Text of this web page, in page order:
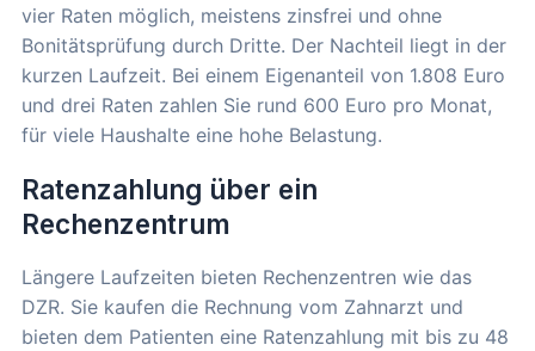
vier Raten möglich, meistens zinsfrei und ohne
Bonitätsprüfung durch Dritte. Der Nachteil liegt in der
kurzen Laufzeit. Bei einem Eigenanteil von 1.808 Euro
und drei Raten zahlen Sie rund 600 Euro pro Monat,
für viele Haushalte eine hohe Belastung.
Ratenzahlung über ein
Rechenzentrum
Längere Laufzeiten bieten Rechenzentren wie das
DZR. Sie kaufen die Rechnung vom Zahnarzt und
bieten dem Patienten eine Ratenzahlung mit bis zu 48